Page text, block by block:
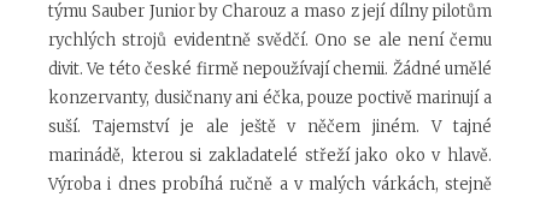
týmu Sauber Junior by Charouz a maso z její dílny pilotům
rychlých strojů evidentně svědčí. Ono se ale není čemu
divit. Ve této české firmě nepoužívají chemii. Žádné umělé
konzervanty, dusičnany ani éčka, pouze poctivě marinují a
suší. Tajemství je ale ještě v něčem jiném. V tajné
marinádě, kterou si zakladatelé střeží jako oko v hlavě.
Výroba i dnes probíhá ručně a v malých várkách, stejně